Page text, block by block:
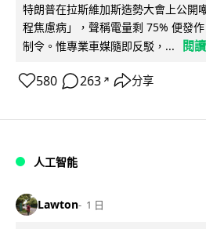
特朗普在拉斯維加斯造勢大會上公開
程焦慮病」，聲稱電量剩 75% 便發
制令。惟專業車媒隨即反駁，...
閱
580 263 ↗ 分享
人工智能
Lawton 1 日